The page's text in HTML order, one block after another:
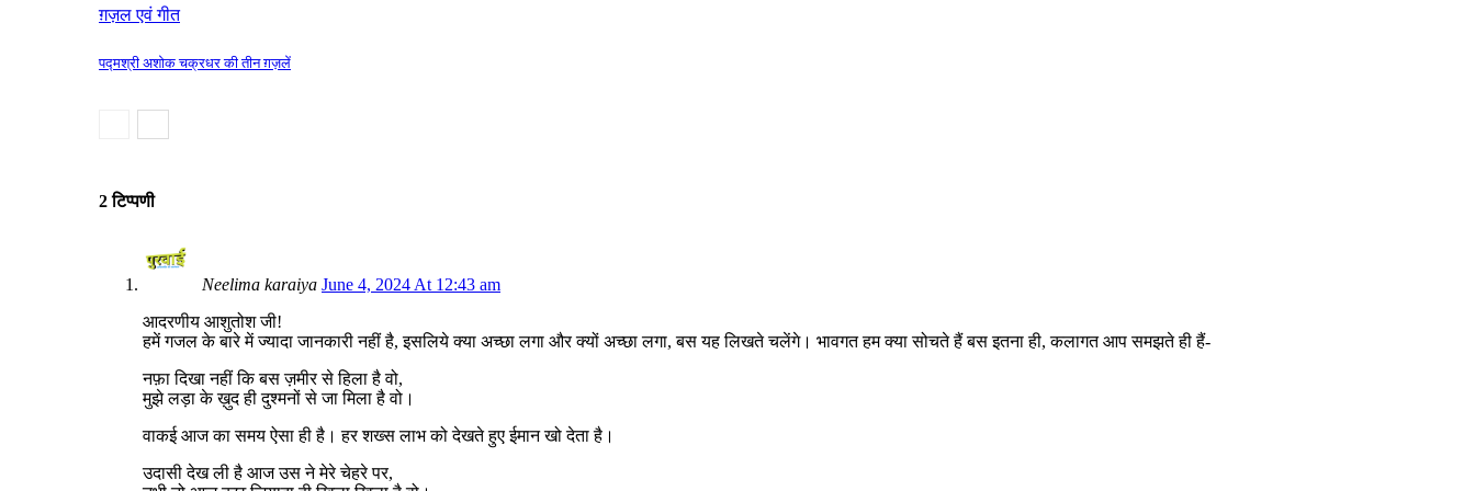
ग़ज़ल एवं गीत
पद्मश्री अशोक चक्रधर की तीन ग़ज़लें
2 टिप्पणी
Neelima karaiya June 4, 2024 At 12:43 am
आदरणीय आशुतोश जी!
हमें गजल के बारे में ज्यादा जानकारी नहीं है, इसलिये क्या अच्छा लगा और क्यों अच्छा लगा, बस यह लिखते चलेंगे। भावगत हम क्या सोचते हैं बस इतना ही, कलागत आप समझते ही हैं-
नफ़ा दिखा नहीं कि बस ज़मीर से हिला है वो,
मुझे लड़ा के ख़ुद ही दुश्मनों से जा मिला है वो।
वाकई आज का समय ऐसा ही है। हर शख्स लाभ को देखते हुए ईमान खो देता है।
उदासी देख ली है आज उस ने मेरे चेहरे पर,